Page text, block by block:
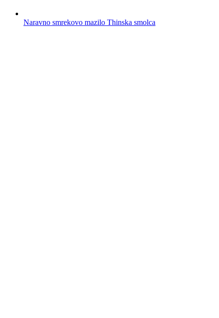
Naravno smrekovo mazilo Thinska smolca